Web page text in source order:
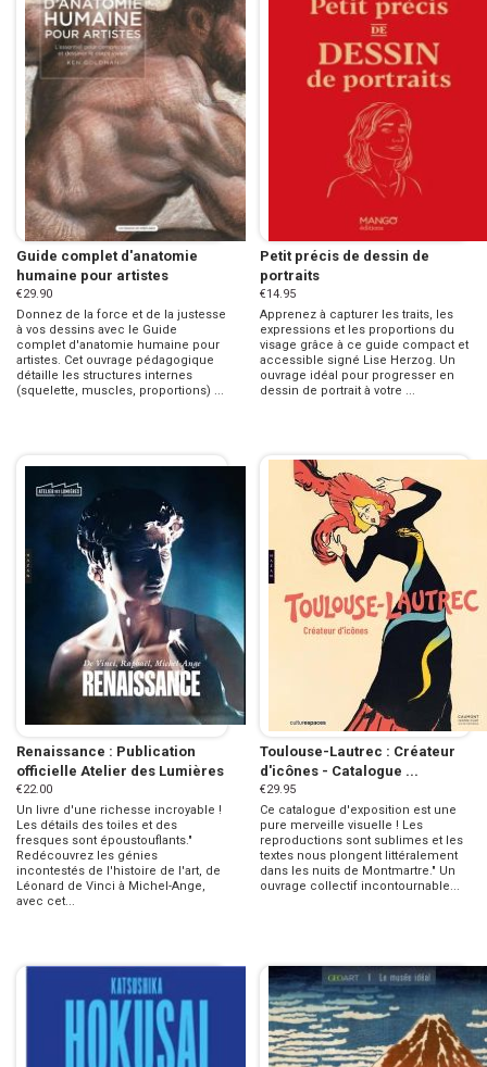
Guide complet d'anatomie
humaine pour artistes
€29.90
Donnez de la force et de la justesse
à vos dessins avec le Guide
complet d'anatomie humaine pour
artistes. Cet ouvrage pédagogique
détaille les structures internes
(squelette, muscles, proportions) ...
Petit précis de dessin de
portraits
€14.95
Apprenez à capturer les traits, les
expressions et les proportions du
visage grâce à ce guide compact et
accessible signé Lise Herzog. Un
ouvrage idéal pour progresser en
dessin de portrait à votre ...
Renaissance : Publication
officielle Atelier des Lumières
€22.00
Un livre d'une richesse incroyable !
Les détails des toiles et des
fresques sont époustouflants."
Redécouvrez les génies
incontestés de l'histoire de l'art, de
Léonard de Vinci à Michel-Ange,
avec cet...
Toulouse-Lautrec : Créateur
d'icônes - Catalogue ...
€29.95
Ce catalogue d'exposition est une
pure merveille visuelle ! Les
reproductions sont sublimes et les
textes nous plongent littéralement
dans les nuits de Montmartre." Un
ouvrage collectif incontournable...